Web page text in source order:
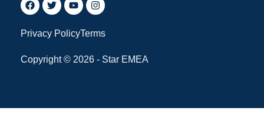
Privacy PolicyTerms
Copyright © 2026 - Star EMEA